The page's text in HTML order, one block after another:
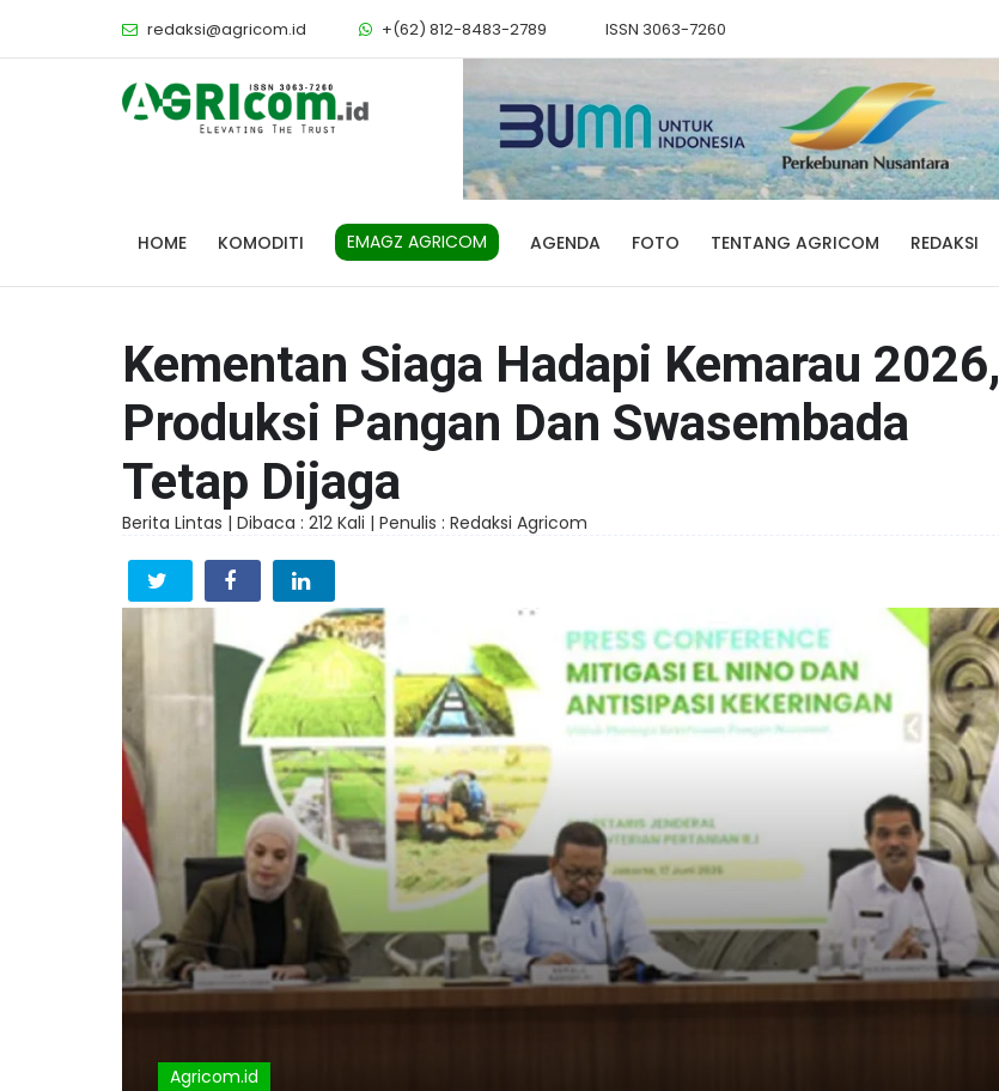
redaksi@agricom.id +(62) 812-8483-2789 ISSN 3063-7260
HOME KOMODITI EMAGZ AGRICOM AGENDA FOTO TENTANG AGRICOM REDAKSI
Kementan Siaga Hadapi Kemarau 2026,
Produksi Pangan Dan Swasembada
Tetap Dijaga
Berita Lintas | Dibaca : 212 Kali | Penulis : Redaksi Agricom
Agricom.id